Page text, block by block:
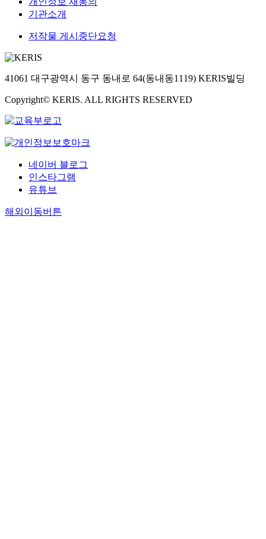
욱,
영
휘,
용,
이
화
형)
기관소개
저작물 게시중단요청
41061 대구광역시 동구 동내로 64(동내동1119) KERIS빌딩
Copyright© KERIS. ALL RIGHTS RESERVED
네이버 블로그
인스타그램
유튜브
해외이동버튼